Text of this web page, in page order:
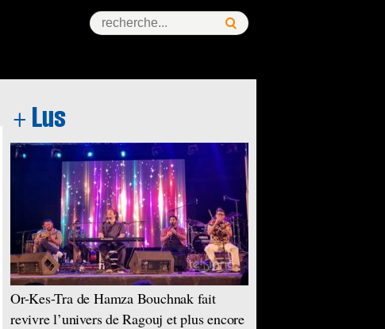
Or-Kes-Tra de Hamza Bouchnak fait
revivre l’univers de Ragouj et plus encore